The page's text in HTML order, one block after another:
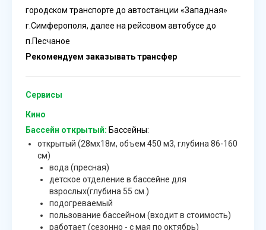
городском транспорте до автостанции «Западная»
г.Симферополя, далее на рейсовом автобусе до
п.Песчаное
Рекомендуем заказывать трансфер
Сервисы
Кино
Бассейн открытый: Бассейны:
открытый (28мх18м, объем 450 м3, глубина 86-160
см)
вода (пресная)
детское отделение в бассейне для
взрослых(глубина 55 см.)
подогреваемый
пользование бассейном (входит в стоимость)
работает (сезонно - с мая по октябрь)